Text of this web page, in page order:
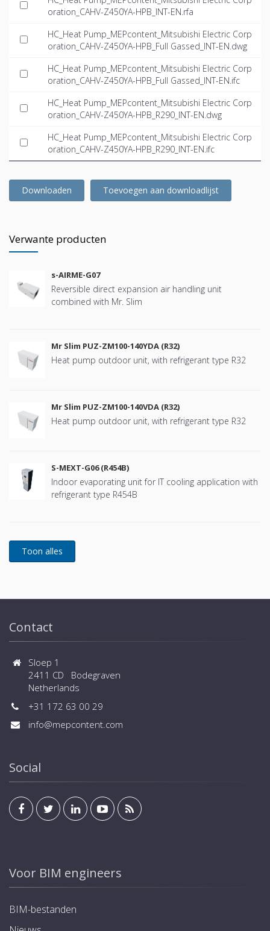
oration_CAHV-Z450YA-HPB_INT-EN.rfa
HC_Heat Pump_MEPcontent_Mitsubishi Electric Corp
oration_CAHV-Z450YA-HPB_Full Gassed_INT-EN.dwg
HC_Heat Pump_MEPcontent_Mitsubishi Electric Corp
oration_CAHV-Z450YA-HPB_Full Gassed_INT-EN.ifc
HC_Heat Pump_MEPcontent_Mitsubishi Electric Corp
oration_CAHV-Z450YA-HPB_R290_INT-EN.dwg
HC_Heat Pump_MEPcontent_Mitsubishi Electric Corp
oration_CAHV-Z450YA-HPB_R290_INT-EN.ifc
Downloaden Toevoegen aan downloadlijst
Verwante producten
s-AIRME-G07
Reversible direct expansion air handling unit
combined with Mr. Slim
Mr Slim PUZ-ZM100-140YDA (R32)
Heat pump outdoor unit, with refrigerant type R32
Mr Slim PUZ-ZM100-140VDA (R32)
Heat pump outdoor unit, with refrigerant type R32
S-MEXT-G06 (R454B)
Indoor evaporating unit for IT cooling application with
refrigerant type R454B
Contact
Sloep 1
2411 CD Bodegraven
Netherlands
+31 172 63 00 29
info@mepcontent.com
Social
Voor BIM engineers
BIM-bestanden